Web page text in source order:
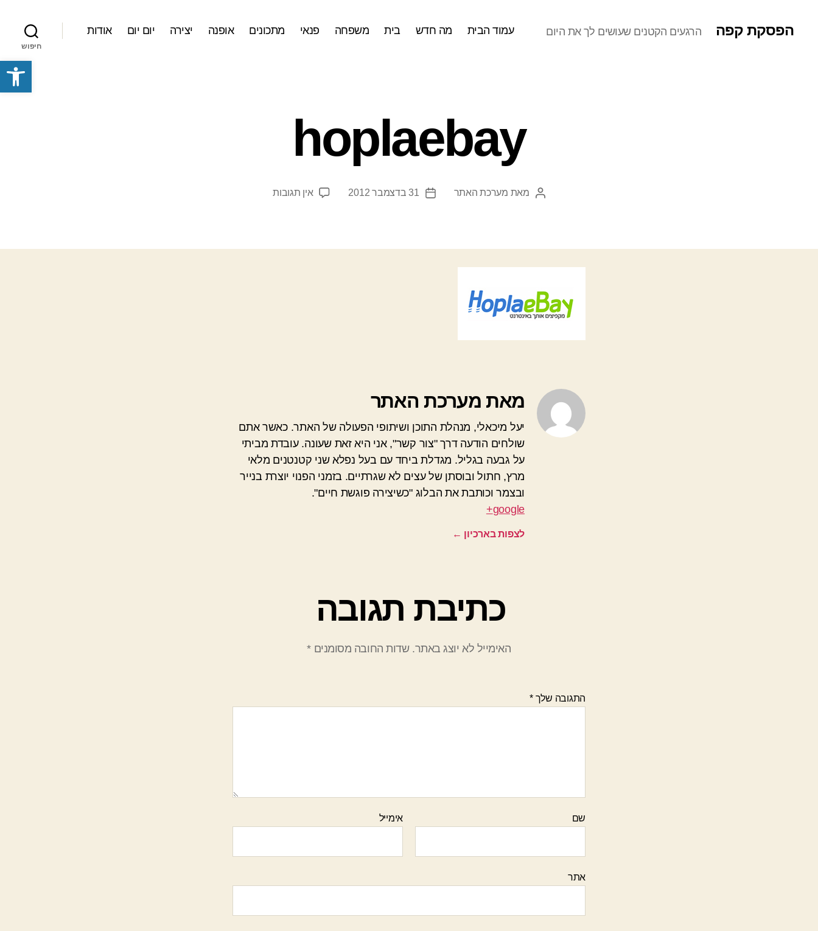
פתח סרגל נגישות
הפסקת קפה הרגעים הקטנים שעושים לך את היום עמוד הבית מה חדש בית משפחה פנאי מתכונים אופנה יצירה יום יום אודות
חיפוש
hoplaebay
המחבר
מאת מערכת האתר
תאריך
31 בדצמבר 2012 אין תגובותעל
מאת מערכת האתר
יעל מיכאלי, מנהלת התוכן ושיתופי הפעולה של האתר. כאשר אתם
שולחים הודעה דרך "צור קשר", אני היא זאת שעונה. עובדת מביתי
על גבעה בגליל. מגדלת ביחד עם בעל נפלא שני קטנטנים מלאי
מרץ, חתול ובוסתן של עצים לא שגרתיים. בזמני הפנוי יוצרת בנייר
ובצמר וכותבת את הבלוג "כשיצירה פוגשת חיים".
google+
לצפות בארכיון ←
כתיבת תגובה
האימייל לא יוצג באתר. שדות החובה מסומנים*
התגובה שלך*
שם אימייל
אתר